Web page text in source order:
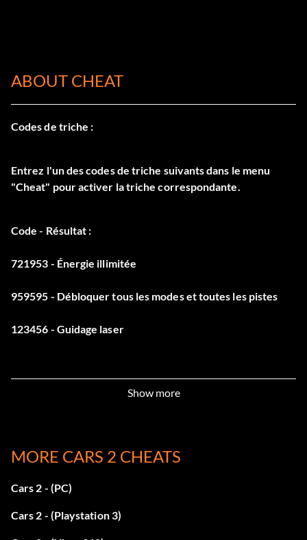
ABOUT CHEAT
Codes de triche :
Entrez l'un des codes de triche suivants dans le menu
"Cheat" pour activer la triche correspondante.
Code - Résultat :
721953 - Énergie illimitée
959595 - Débloquer tous les modes et toutes les pistes
123456 - Guidage laser
Show more
MORE CARS 2 CHEATS
Cars 2 - (PC)
Cars 2 - (Playstation 3)